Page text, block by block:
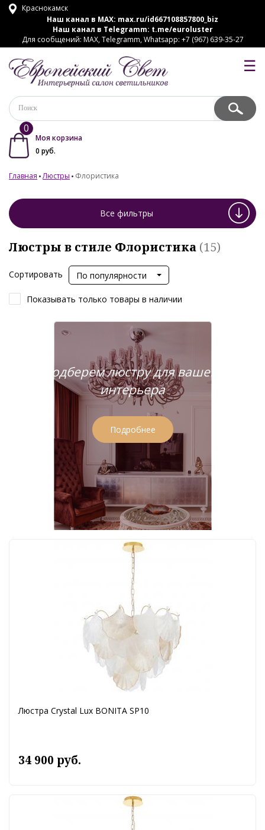
Краснокамск
Наш канал в MAX: max.ru/id667108857800_biz
Наш канал в Telegramm: t.me/euroluster
Для сообщений: MAX, Telegramm, Whatsapp: +7 (967) 639-35-27
☰
0
Моя корзина
0 руб.
Главная Люстры Флористика
Все фильтры
Люстры в стиле Флористика (15)
Сортировать По популярности
Показывать только товары в наличии
Подберем люстру для вашего
интерьера
Подробнее
Люстра Crystal Lux BONITA SP10
34 900 руб.